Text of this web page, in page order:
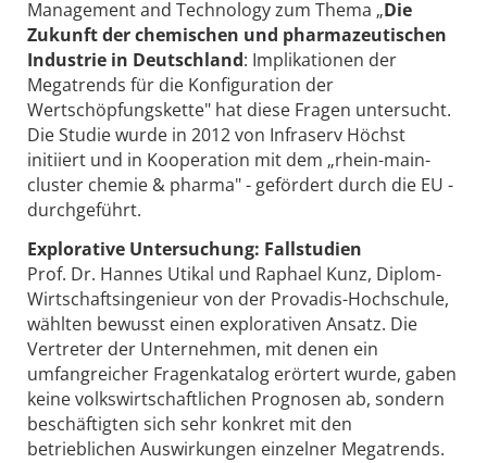
Management and Technology zum Thema „Die
Zukunft der chemischen und pharmazeutischen
Industrie in Deutschland: Implikationen der
Megatrends für die Konfiguration der
Wertschöpfungskette" hat diese Fragen untersucht.
Die Studie wurde in 2012 von Infraserv Höchst
initiiert und in Kooperation mit dem „rhein-main-
cluster chemie & pharma" - gefördert durch die EU -
durchgeführt.
Explorative Untersuchung: Fallstudien
Prof. Dr. Hannes Utikal und Raphael Kunz, Diplom-
Wirtschaftsingenieur von der Provadis-Hochschule,
wählten bewusst einen explorativen Ansatz. Die
Vertreter der Unternehmen, mit denen ein
umfangreicher Fragenkatalog erörtert wurde, gaben
keine volkswirtschaftlichen Prognosen ab, sondern
beschäftigten sich sehr konkret mit den
betrieblichen Auswirkungen einzelner Megatrends.